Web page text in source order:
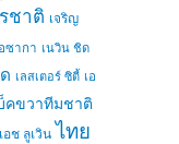
ชาติ เจริญ
ซากา เนวิน ชิด
เลสเตอร์ ซิตี้ เอ
คขวาทีมชาติ
อช ลูเวิน ไทย